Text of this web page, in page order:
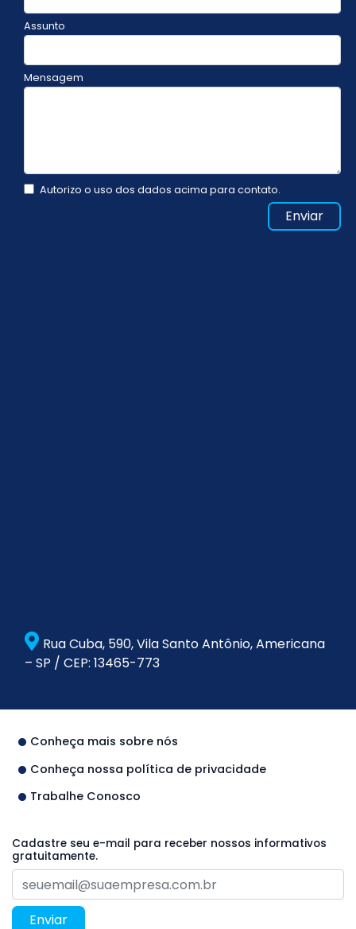
Assunto
Mensagem
Autorizo o uso dos dados acima para contato.
Enviar
Rua Cuba, 590, Vila Santo Antônio, Americana
– SP / CEP: 13465-773
Conheça mais sobre nós
Conheça nossa política de privacidade
Trabalhe Conosco
Cadastre seu e-mail para receber nossos informativos
gratuitamente.
Enviar